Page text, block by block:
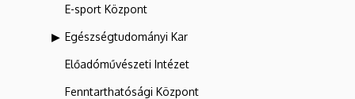
E-sport Központ
Egészségtudományi Kar
Előadóművészeti Intézet
Fenntarthatósági Központ